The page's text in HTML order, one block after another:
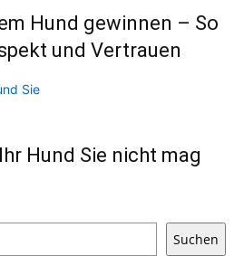
Hund gewinnen – So
und Vertrauen
Hund Sie nicht mag
Suchen